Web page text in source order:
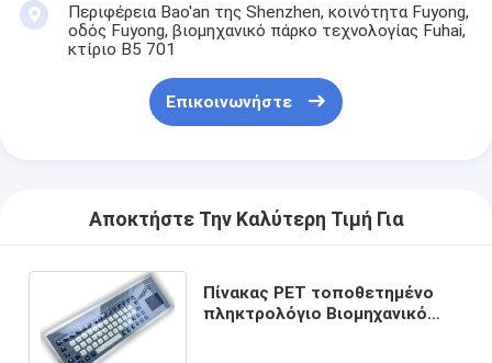
Περιφέρεια Bao'an της Shenzhen, κοινότητα Fuyong,
οδός Fuyong, βιομηχανικό πάρκο τεχνολογίας Fuhai,
κτίριο B5 701
Επικοινωνήστε
Αποκτήστε Την Καλύτερη Τιμή Για
Πίνακας PET τοποθετημένο
πληκτρολόγιο Βιομηχανικό